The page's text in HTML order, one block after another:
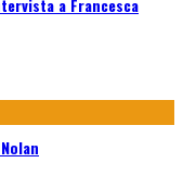
a Francesca